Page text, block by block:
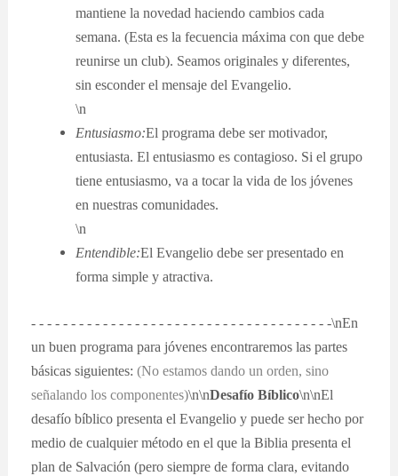
mantiene la novedad haciendo cambios cada
semana. (Esta es la fecuencia máxima con que debe
reunirse un club). Seamos originales y diferentes,
sin esconder el mensaje del Evangelio.
\n
Entusiasmo:El programa debe ser motivador,
entusiasta. El entusiasmo es contagioso. Si el grupo
tiene entusiasmo, va a tocar la vida de los jóvenes
en nuestras comunidades.
\n
Entendible:El Evangelio debe ser presentado en
forma simple y atractiva.
- - - - - - - - - - - - - - - - - - - - - - - - - - - - - - - - - - - - - -\nEn
un buen programa para jóvenes encontraremos las partes
básicas siguientes:(No estamos dando un orden, sino
señalando los componentes)\n\nDesafío Bíblico\n\nEl
desafío bíblico presenta el Evangelio y puede ser hecho por
medio de cualquier método en el que la Biblia presenta el
plan de Salvación (pero siempre de forma clara, evitando